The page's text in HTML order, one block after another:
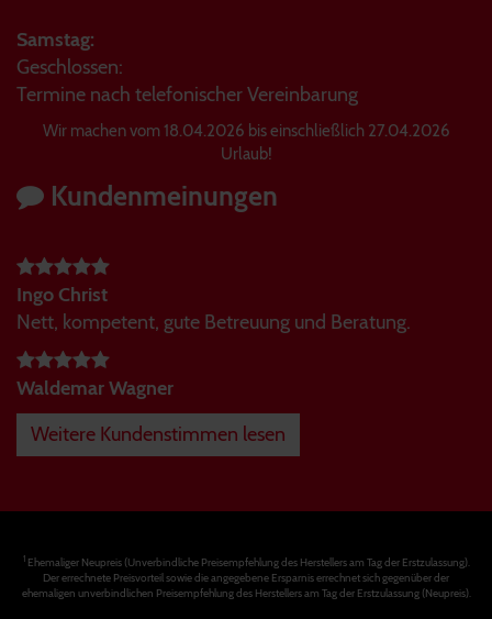
Samstag:
Geschlossen:
Termine nach telefonischer Vereinbarung
Wir machen vom 18.04.2026 bis einschließlich 27.04.2026
Urlaub!
Kundenmeinungen
Ingo Christ
Nett, kompetent, gute Betreuung und Beratung.
Waldemar Wagner
Weitere Kundenstimmen lesen
1Ehemaliger Neupreis (Unverbindliche Preisempfehlung des Herstellers am Tag der Erstzulassung).
Der errechnete Preisvorteil sowie die angegebene Ersparnis errechnet sich gegenüber der
ehemaligen unverbindlichen Preisempfehlung des Herstellers am Tag der Erstzulassung (Neupreis).